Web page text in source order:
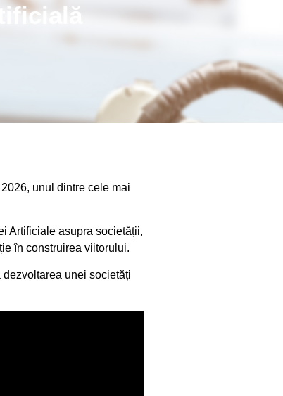
unul dintre cele mai
Artificiale asupra societății,
în construirea viitorului.
unei societăți